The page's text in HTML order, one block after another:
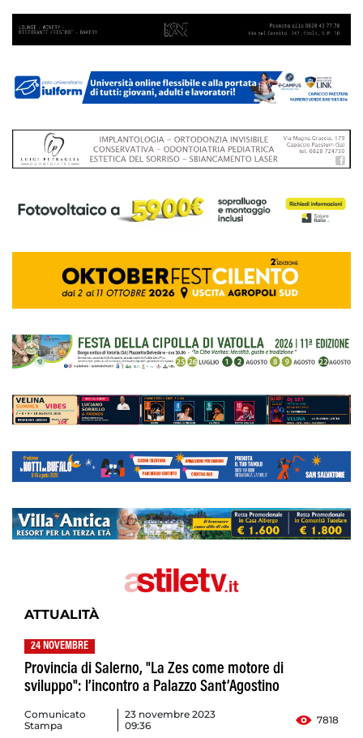
ATTUALITÀ
24 NOVEMBRE
Provincia di Salerno, "La Zes come motore di
sviluppo": l’incontro a Palazzo Sant’Agostino
Comunicato
Stampa
23 novembre 2023
09:36
7818